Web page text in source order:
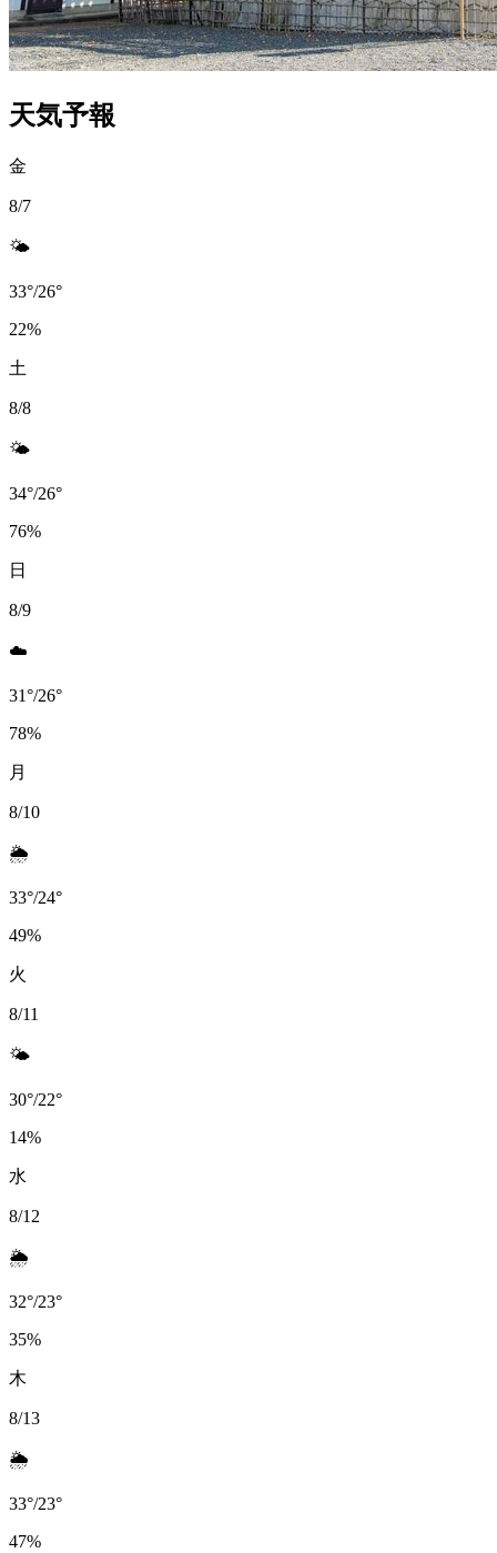
天気予報
金
8/7
🌤️
33°/26°
22%
土
8/8
🌤️
34°/26°
76%
日
8/9
☁️
31°/26°
78%
月
8/10
🌦️
33°/24°
49%
火
8/11
🌤️
30°/22°
14%
水
8/12
🌦️
32°/23°
35%
木
8/13
🌦️
33°/23°
47%